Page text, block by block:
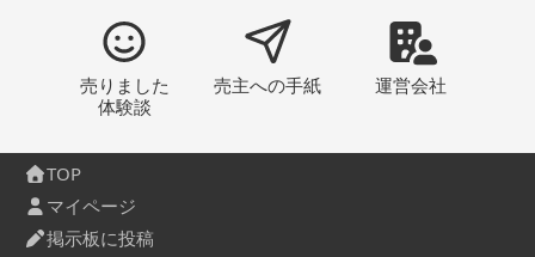
売りました
体験談
売主への手紙 運営会社
TOP
マイページ
掲示板に投稿